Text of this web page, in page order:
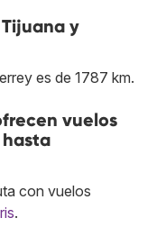
y
es de 1787 km.
vuelos
hasta
con vuelos
.